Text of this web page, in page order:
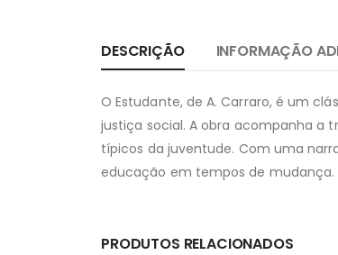
DESCRIÇÃO INFORMAÇÃO
O Estudante, de A. Carraro, é um
justiça social. A obra acompanha a
típicos da juventude. Com uma
educação em tempos de mudança.
PRODUTOS RELACIONADOS